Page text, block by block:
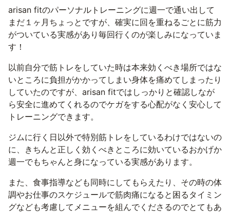
arisan fitのパーソナルトレーニングに週一で通い出して
まだ１ヶ月ちょっとですが、確実に回を重ねるごとに筋力
がついている実感があり毎回行くのが楽しみになっていま
す！
以前自分で筋トレをしていた時は本来効くべき場所ではな
いところに負担がかかってしまい身体を痛めてしまったり
していたのですが、arisan fitではしっかりと確認しなが
ら安全に進めてくれるのでケガをする心配がなく安心して
トレーニングできます。
ジムに行く日以外で特別筋トレをしているわけではないの
に、きちんと正しく効くべきところに効いているおかげか
週一でもちゃんと身になっている実感があります。
また、食事指導なども同時にしてもらえたり、その時の体
調やお仕事のスケジュールで筋肉痛になると困るタイミン
グなども考慮してメニューを組んでくださるのでとてもあ